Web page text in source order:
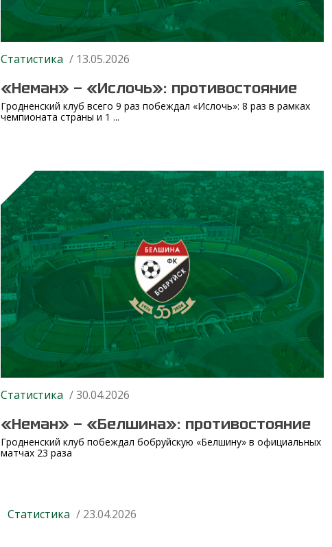
Статистика / 13.05.2026
«Неман» — «Ислочь»: противостояние
Гродненский клуб всего 9 раз побеждал «Ислочь»: 8 раз в рамках
чемпионата страны и 1 ...
Статистика / 30.04.2026
«Неман» — «Белшина»: противостояние
Гродненский клуб побеждал бобруйскую «Белшину» в официальных
матчах 23 раза
Статистика / 23.04.2026